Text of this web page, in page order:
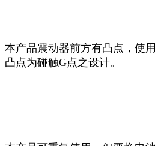
本产品震动器前方有凸点，使
凸点为碰触G点之设计。